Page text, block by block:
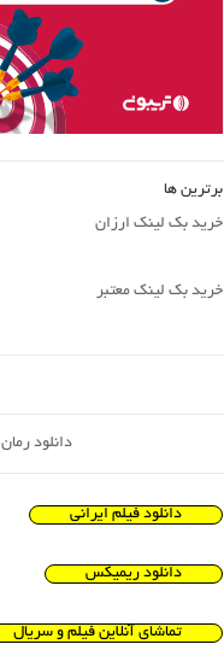
برترین ها
خرید بک لینک ارزان
خرید بک لینک معتبر
دانلود رمان
دانلود فیلم ایرانی
دانلود ریمیکس
تماشای آنلاین فیلم و سریال